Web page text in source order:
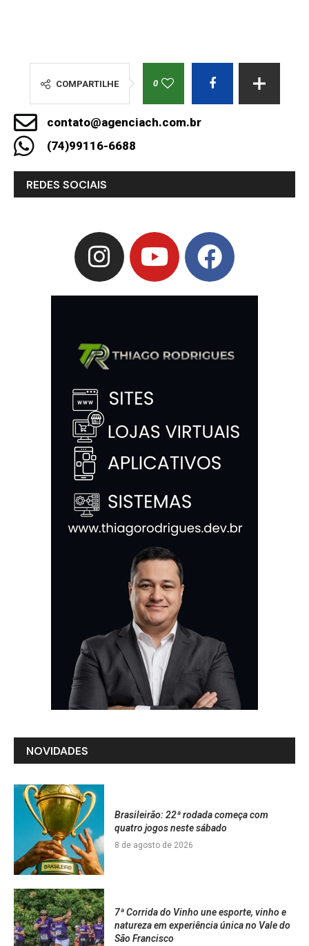
COMPARTILHE 0
contato@agenciach.com.br
(74)99116-6688
REDES SOCIAIS
NOVIDADES
Brasileirão: 22ª rodada começa com
quatro jogos neste sábado
8 de agosto de 2026
7ª Corrida do Vinho une esporte, vinho e
natureza em experiência única no Vale do
São Francisco